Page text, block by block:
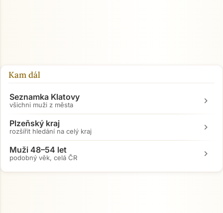
Kam dál
Seznamka Klatovy
všichni muži z města chevron_right
Plzeňský kraj
rozšířit hledání na celý kraj chevron_right
Muži 48–54 let
podobný věk, celá ČR chevron_right